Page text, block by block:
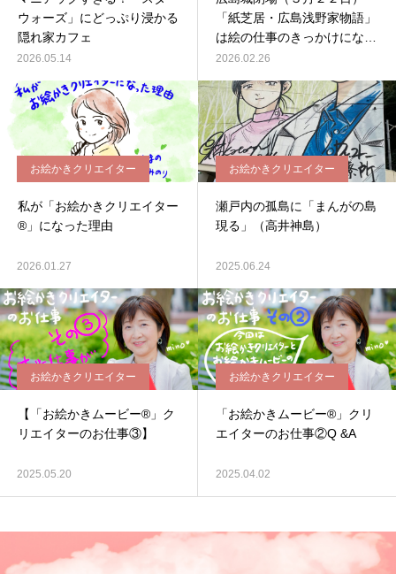
ウォーズ」にどっぷり浸かる
隠れ家カフェ
2026.05.14
「紙芝居・広島浅野家物語」
は絵の仕事のきっかけになっ
た
2026.02.26
お絵かきクリエイター
私が「お絵かきクリエイター
®」になった理由
2026.01.27
お絵かきクリエイター
瀬戸内の孤島に「まんがの島
現る」（高井神島）
2025.06.24
お絵かきクリエイター
【「お絵かきムービー®」ク
リエイターのお仕事③】
2025.05.20
お絵かきクリエイター
「お絵かきムービー®」クリ
エイターのお仕事②Q &A
2025.04.02